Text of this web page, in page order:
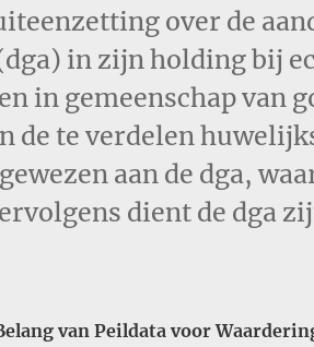
over de
in zijn holding bij
in gemeenschap van
de te verdelen
aan de dga,
dient de dga
van Peildata voor